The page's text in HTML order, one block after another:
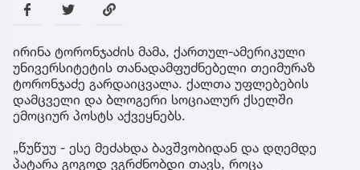
ირინა ტორონჯაძის მამა, ქართულ-ამერიკული
უნივერსიტეტის თანადამფუძნებელი თეიმურაზ
ტორონჯაძე გარდაიცვალა. ქალთა უფლებების
დამცველი და ბლოგერი სოციალურ ქსელში
ემოციურ პოსტს აქვეყნებს.
„წუწუუ - ესე მეძახდა ბავშვობიდან და დღემდე
პატარა გოგოდ ვგრძნობდი თავს, როცა